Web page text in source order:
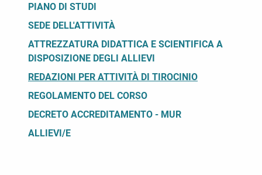
PIANO DI STUDI
SEDE DELL'ATTIVITÀ
ATTREZZATURA DIDATTICA E SCIENTIFICA A
DISPOSIZIONE DEGLI ALLIEVI
REDAZIONI PER ATTIVITÀ DI TIROCINIO
REGOLAMENTO DEL CORSO
DECRETO ACCREDITAMENTO - MUR
ALLIEVI/E